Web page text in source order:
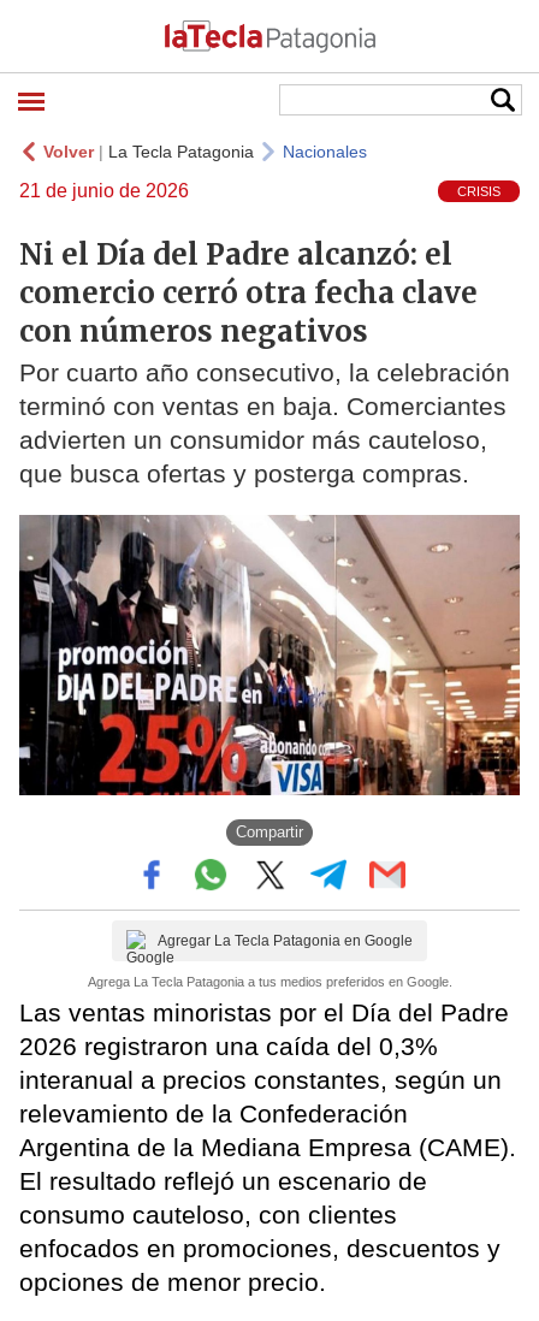
Volver| La Tecla Patagonia Nacionales
21 de junio de 2026 CRISIS
Ni el Día del Padre alcanzó: el
comercio cerró otra fecha clave
con números negativos
Por cuarto año consecutivo, la celebración
terminó con ventas en baja. Comerciantes
advierten un consumidor más cauteloso,
que busca ofertas y posterga compras.
Compartir
Agregar La Tecla Patagonia en Google
Agrega La Tecla Patagonia a tus medios preferidos en Google.
Las ventas minoristas por el Día del Padre
2026 registraron una caída del 0,3%
interanual a precios constantes, según un
relevamiento de la Confederación
Argentina de la Mediana Empresa (CAME).
El resultado reflejó un escenario de
consumo cauteloso, con clientes
enfocados en promociones, descuentos y
opciones de menor precio.